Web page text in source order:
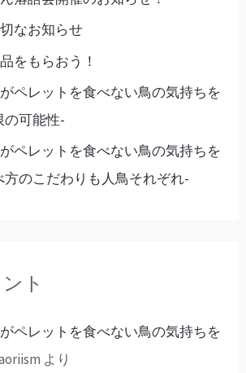
なお知らせ
をもらおう！
ペレットを食べない鳥の気持ちを
の可能性-
ペレットを食べない鳥の気持ちを
のこだわりも人鳥それぞれ-
ト
ペレットを食べない鳥の気持ちを
より